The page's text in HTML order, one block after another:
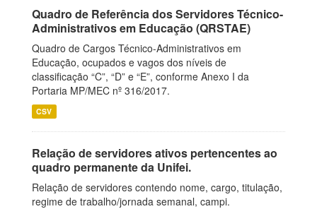
Quadro de Referência dos Servidores Técnico-
Administrativos em Educação (QRSTAE)
Quadro de Cargos Técnico-Administrativos em
Educação, ocupados e vagos dos níveis de
classificação “C”, “D” e “E”, conforme Anexo I da
Portaria MP/MEC nº 316/2017.
CSV
Relação de servidores ativos pertencentes ao
quadro permanente da Unifei.
Relação de servidores contendo nome, cargo, titulação,
regime de trabalho/jornada semanal, campi.